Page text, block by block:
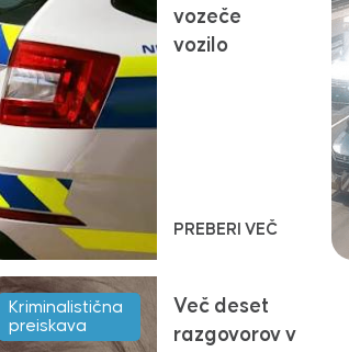
vozeče
vozilo
PREBERI VEČ
Kriminalistična
preiskava
Več deset
razgovorov v